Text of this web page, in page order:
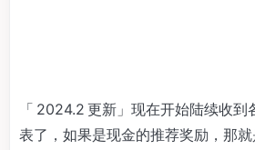
「 2024.2 更新」现在开始陆续收
表了，如果是现金的推荐奖励，那就